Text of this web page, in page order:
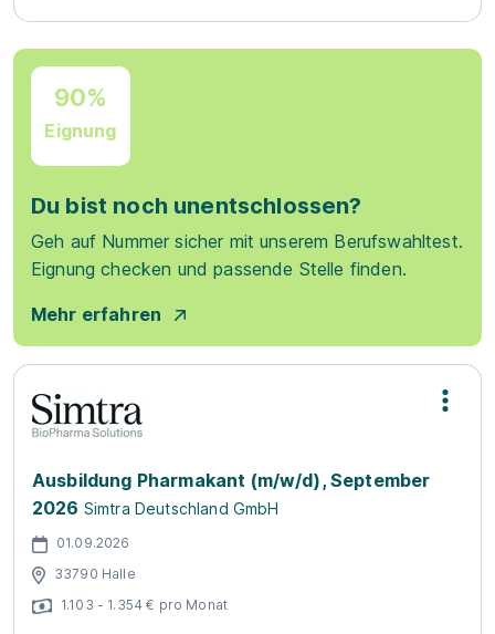
90%
Eignung
Du bist noch unentschlossen?
Geh auf Nummer sicher mit unserem Berufswahltest.
Eignung checken und passende Stelle finden.
Mehr erfahren
Ausbildung Pharmakant (m/w/d), September
2026 Simtra Deutschland GmbH
01.09.2026
33790 Halle
1.103 - 1.354 € pro Monat